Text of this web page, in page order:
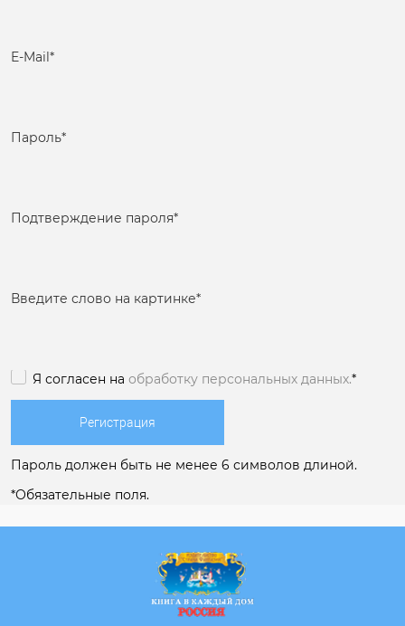
E-Mail*
Пароль*
Подтверждение пароля*
Введите слово на картинке*
Я согласен на обработку персональных данных.*
Пароль должен быть не менее 6 символов длиной.
*Обязательные поля.